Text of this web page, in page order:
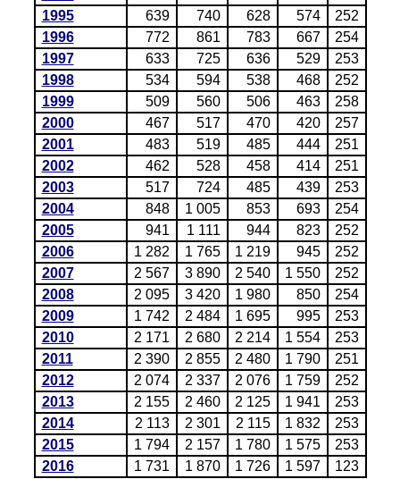
1995
639 740 628 574
252
1996
772 861 783 667
254
1997
633 725 636 529
253
1998
534 594 538 468
252
1999
509 560 506 463
258
2000
467 517 470 420
257
2001
483 519 485 444
251
2002
462 528 458 414
251
2003
517 724 485 439
253
2004
848 1 005 853 693
254
2005
941 1 111 944 823
252
2006
1 282 1 765 1 219 945
252
2007
2 567 3 890 2 540 1 550
252
2008
2 095 3 420 1 980 850
254
2009
1 742 2 484 1 695 995
253
2010
2 171 2 680 2 214 1 554
253
2011
2 390 2 855 2 480 1 790
251
2012
2 074 2 337 2 076 1 759
252
2013
2 155 2 460 2 125 1 941
253
2014
2 113 2 301 2 115 1 832
253
2015
1 794 2 157 1 780 1 575
253
2016
1 731 1 870 1 726 1 597 123